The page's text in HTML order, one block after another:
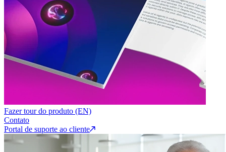
Fazer tour do produto (EN)
Contato
Portal de suporte ao cliente